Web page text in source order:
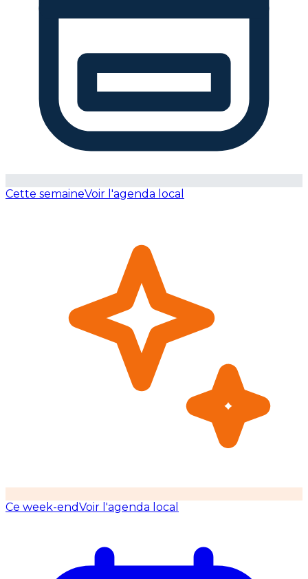
Cette semaineVoir l'agenda local
Ce week-endVoir l'agenda local